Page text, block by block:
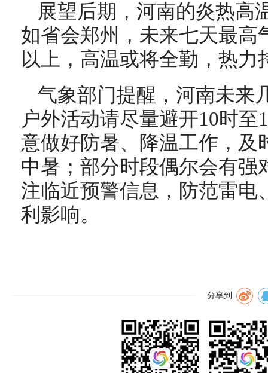
展望后期，河南的炎热高
如省会郑州，未来七天最
以上，高温或将全勤，热力
气象部门提醒，河南未来
户外活动请尽量避开10时
意做好防暑、降温工作，及
中暑；部分时段偶尔会有强
注临近预警信息，防范雷电
利影响。
分享到